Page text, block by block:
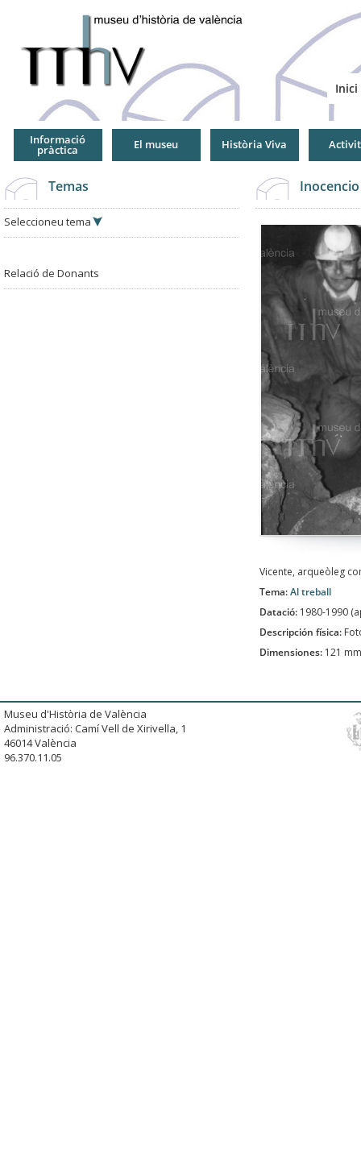
Inici
Informació
pràctica El museu Història Viva
Temas
Seleccioneu tema
Relació de Donants
Vicente, arqueòleg
Tema:Al treball
Datació: 1980-1990
Descripción física:
Dimensiones: 121
Museu d'Història de València
Administració: Camí Vell de Xirivella, 1
46014 València
96.370.11.05